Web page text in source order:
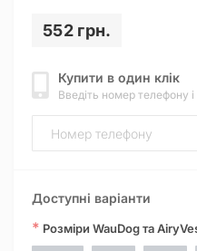
552 грн.
Купити в один клік
Введіть номер телефону
Доступні варіанти
* Розміри WauDog та